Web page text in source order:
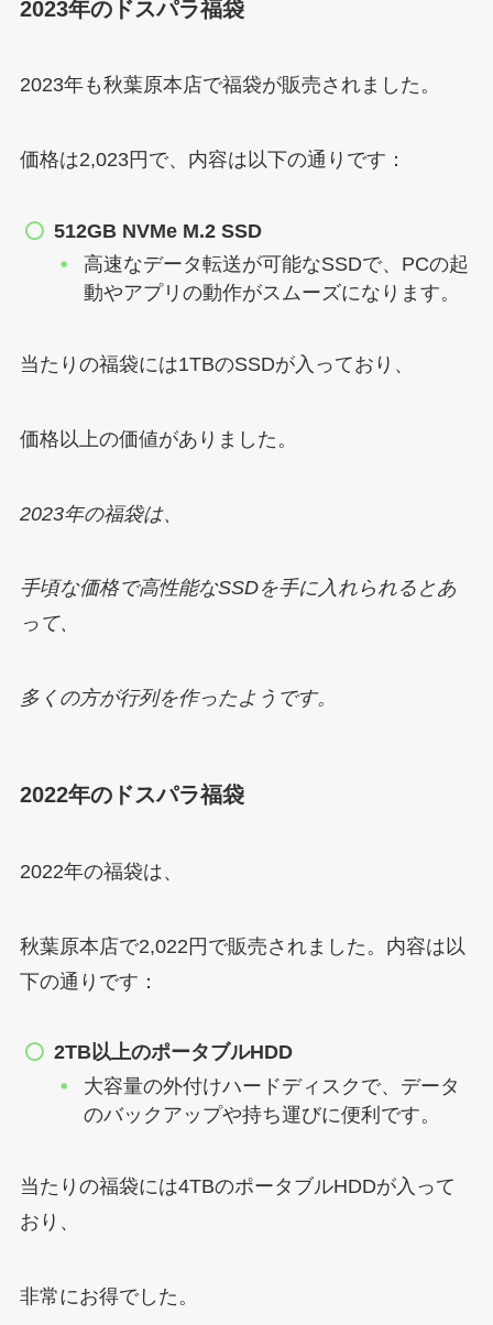
2023年のドスパラ福袋
2023年も秋葉原本店で福袋が販売されました。
価格は2,023円で、内容は以下の通りです：
512GB NVMe M.2 SSD
高速なデータ転送が可能なSSDで、PCの起
動やアプリの動作がスムーズになります。
当たりの福袋には1TBのSSDが入っており、
価格以上の価値がありました。
2023年の福袋は、
手頃な価格で高性能なSSDを手に入れられるとあ
って、
多くの方が行列を作ったようです。
2022年のドスパラ福袋
2022年の福袋は、
秋葉原本店で2,022円で販売されました。内容は以
下の通りです：
2TB以上のポータブルHDD
大容量の外付けハードディスクで、データ
のバックアップや持ち運びに便利です。
当たりの福袋には4TBのポータブルHDDが入って
おり、
非常にお得でした。